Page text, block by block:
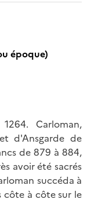
époque)
Carloman,
d'Ansgarde de
de 879 à 884,
avoir été sacrés
succéda à
côte à côte sur le